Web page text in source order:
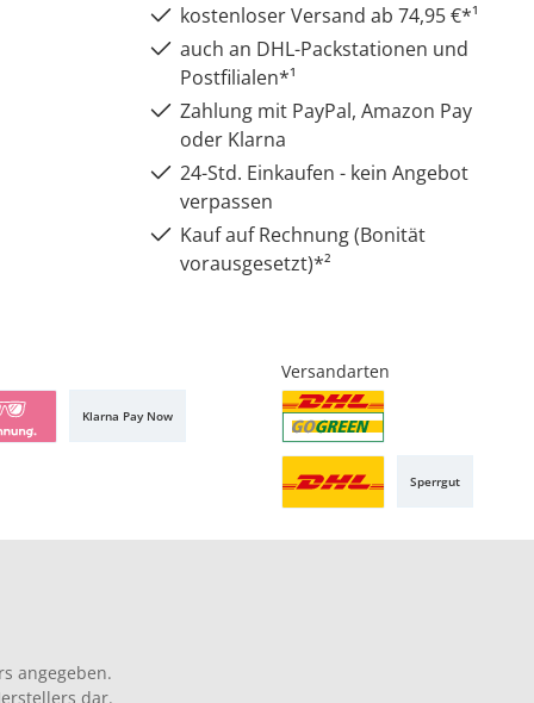
kostenloser Versand ab 74,95 €*¹
auch an DHL-Packstationen und
Postfilialen*¹
Zahlung mit PayPal, Amazon Pay
oder Klarna
24-Std. Einkaufen - kein Angebot
verpassen
Kauf auf Rechnung (Bonität
vorausgesetzt)*²
Klarna Pay Now
Versandarten
Sperrgut
angegeben.
dar.